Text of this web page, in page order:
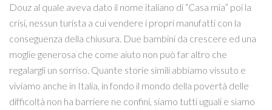
Douz al quale aveva dato il nome italiano di “Casa mia” poi la
crisi, nessun turista a cui vendere i propri manufatti con la
conseguenza della chiusura. Due bambini da crescere ed una
moglie generosa che come aiuto non può far altro che
regalargli un sorriso. Quante storie simili abbiamo vissuto e
viviamo anche in Italia, in fondo il mondo della povertà delle
difficoltà non ha barriere ne confini, siamo tutti uguali e siamo